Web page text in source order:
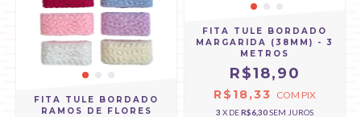
FITA TULE BORDADO
RAMOS DE FLORES
FITA TULE BORDADO
MARGARIDA (38MM) - 3
METROS
R$18,90
R$18,33 COM PIX
3 X DER$6,30SEM JUROS